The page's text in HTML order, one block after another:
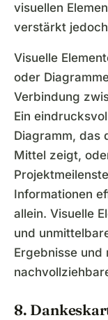
visuellen
verstärkt
Visuelle
oder
Verbindung
Ein
Diagramm, das
Mittel zeigt,
Informationen
allein. Visuelle
und
Ergebnisse und
8.